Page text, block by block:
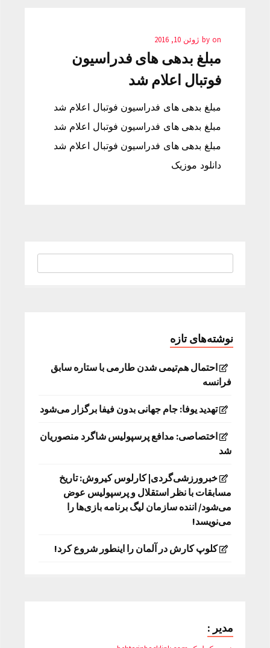
by on ژوئن 10, 2016
مبلغ بدهی های فدراسیون
فوتبال اعلام شد
مبلغ بدهی های فدراسیون فوتبال اعلام شد
مبلغ بدهی های فدراسیون فوتبال اعلام شد
مبلغ بدهی های فدراسیون فوتبال اعلام شد
دانلود موزیک
نوشته‌های تازه
احتمال هم‌تیمی شدن طارمی با ستاره سابق
فرانسه
تهدید یوفا: جام جهانی بدون فیفا برگزار می‌شود
اختصاصی: مدافع پرسپولیس شاگرد منصوریان
شد
خبرورزشی‌گردی| کارلوس کیروش: تاریخ
مسابقات با نظر استقلال و پرسپولیس عوض
می‌شود/ اننده سازمان لیگ برنامه بازی‌ها را
می‌نویسد!
کلوپ کارش در آلمان را اینطور شروع کرد!
مدیر :